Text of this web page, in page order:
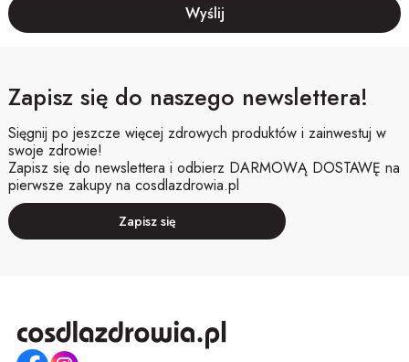
Zapisz się do naszego newslettera!
Sięgnij po jeszcze więcej zdrowych produktów i zainwestuj w
swoje zdrowie!
Zapisz się do newslettera i odbierz DARMOWĄ DOSTAWĘ na
pierwsze zakupy na cosdlazdrowia.pl
Zapisz się